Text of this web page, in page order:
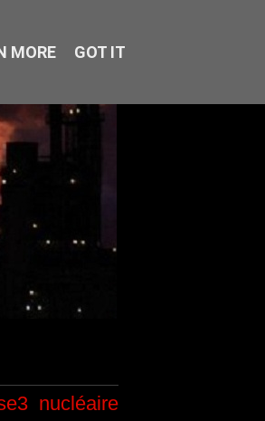
nucléaire
MORE GOT IT